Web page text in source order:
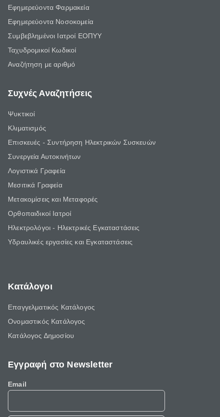
Εφημερεύοντα Φαρμακεία
Εφημερεύοντα Νοσοκομεία
Συμβεβλημένοι Ιατροί ΕΟΠΥΥ
Ταχυδρομικοί Κωδικοί
Αναζήτηση με αριθμό
Συχνές Αναζητήσεις
Ψυκτικοί
Κλιματισμός
Επισκευές - Συντήρηση Ηλεκτρικών Συσκευών
Συνεργεία Αυτοκινήτων
Λογιστικά Γραφεία
Μεσιτικά Γραφεία
Μετακομίσεις και Μεταφορές
Ορθοπαιδικοί Ιατροί
Ηλεκτρολόγοι - Ηλεκτρικές Εγκαταστάσεις
Υδραυλικές εργασίες και Εγκαταστάσεις
Κατάλογοι
Επαγγελματικός Κατάλογος
Ονομαστικός Κατάλογος
Κατάλογος Δημοσίου
Εγγραφή στο Newsletter
Email